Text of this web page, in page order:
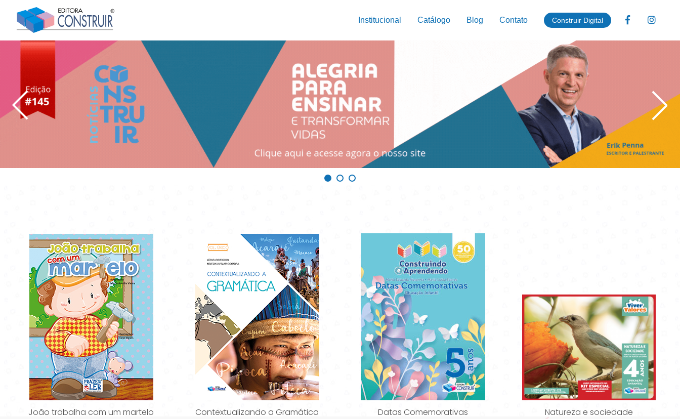
Institucional Catálogo Blog Contato Construir Digital
João trabalha com um martelo Contextualizando a Gramática Datas Comemorativas Natureza e sociedade